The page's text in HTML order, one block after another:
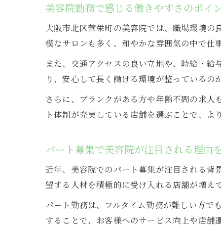
美容院勤務で感じる働きやすさのポイ
大阪市北区菅栄町の美容院では、職場環境
模なサロンも多く、和やかな雰囲気の中で仕
また、交通アクセスの良い立地や、時給・
り、安心して長く働ける環境が整っているの
さらに、ブランクがある方や年齢不問の求
ト体制が充実している店舗を選ぶことで、
パート募集で美容院が注目される理由
近年、美容院でのパート募集が注目される
望する人材を積極的に受け入れる店舗が増え
パート勤務は、フルタイム勤務が難しい方
することで、お客様へのサービス向上や店舗